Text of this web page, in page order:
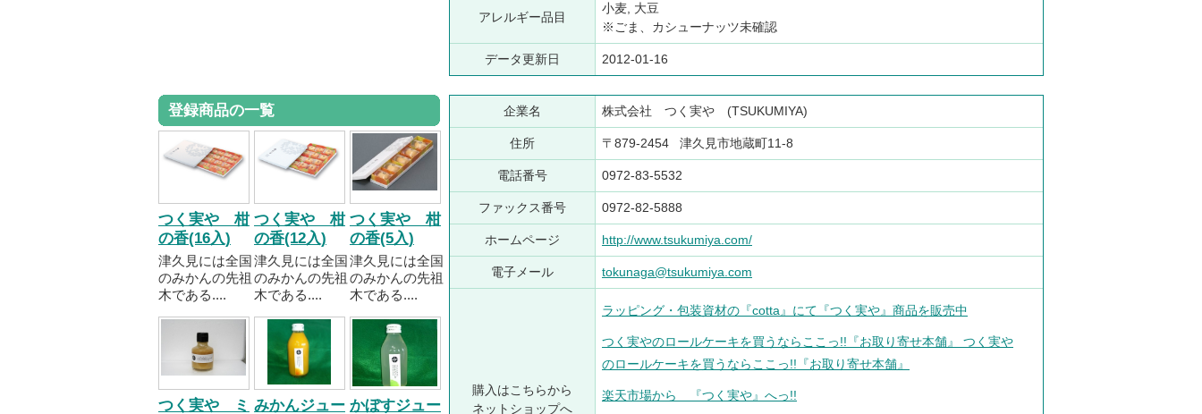
アレルギー品目
小麦, 大豆
※ごま、カシューナッツ未確認
データ更新日 2012-01-16
登録商品の一覧
つく実や 柑
の香(16入)
津久見には全国
のみかんの先祖
木である....
つく実や 柑
の香(12入)
津久見には全国
のみかんの先祖
木である....
つく実や 柑
の香(5入)
津久見には全国
のみかんの先祖
木である....
つく実や ミ みかんジュー かぼすジュー
企業名 株式会社 つく実や (TSUKUMIYA)
住所 〒879-2454 津久見市地蔵町11-8
電話番号 0972-83-5532
ファックス番号 0972-82-5888
ホームページ http://www.tsukumiya.com/
電子メール tokunaga@tsukumiya.com
購入はこちらから
ネットショップへ
ラッピング・包装資材の『cotta』にて『つく実や』商品を販売中
つく実やのロールケーキを買うならここっ!!『お取り寄せ本舗』 つく実や
のロールケーキを買うならここっ!!『お取り寄せ本舗』
楽天市場から 『つく実や』へっ!!